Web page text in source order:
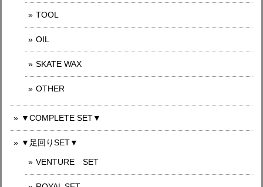
TOOL
OIL
SKATE WAX
OTHER
▼COMPLETE SET▼
▼足回りSET▼
VENTURE SET